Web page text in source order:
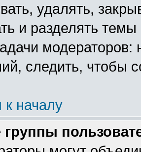
удалять,
и разделять
следить, чтобы
к началу
группы